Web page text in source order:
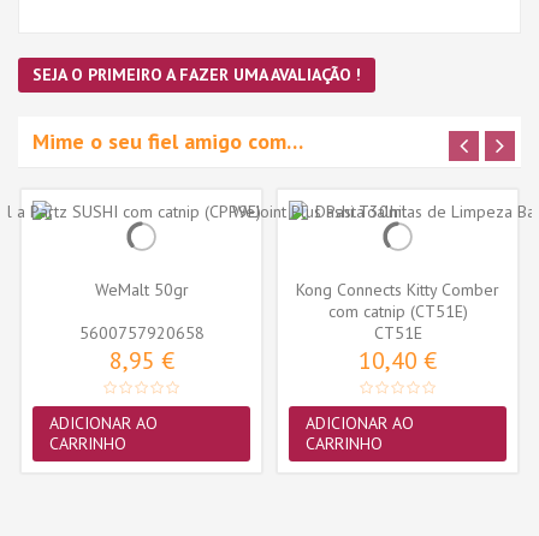
SEJA O PRIMEIRO A FAZER UMA AVALIAÇÃO !
Mime o seu fiel amigo com…
WeMalt 50gr
5600757920658
8,95 €
ADICIONAR AO
CARRINHO
Kong Connects Kitty Comber
com catnip (CT51E)
CT51E
10,40 €
ADICIONAR AO
CARRINHO